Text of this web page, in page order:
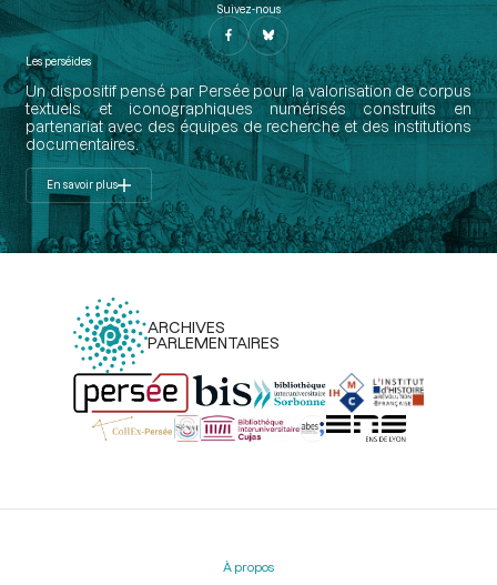
Suivez-nous
Les perséides
Un dispositif pensé par Persée pour la valorisation de corpus
textuels et iconographiques numérisés construits en
partenariat avec des équipes de recherche et des institutions
documentaires.
En savoir plus
ARCHIVES
PARLEMENTAIRES
Menu
À propos